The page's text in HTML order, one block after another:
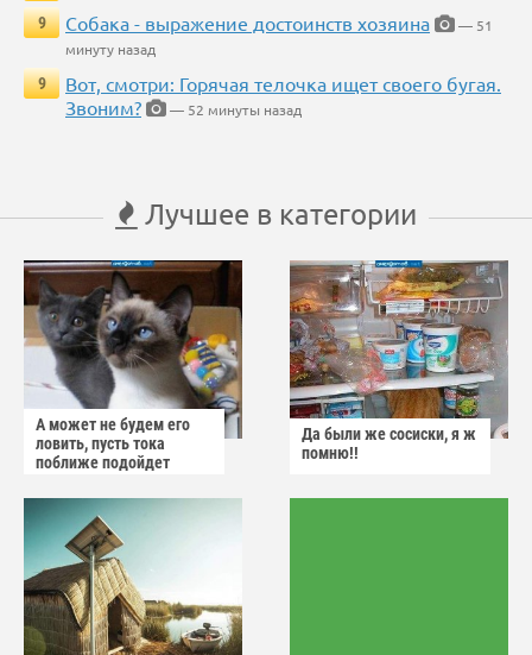
9
Собака - выражение достоинств хозяина
— 51
минуту назад
9
Вот, смотри: Горячая телочка ищет своего бугая.
Звоним?
— 52 минуты назад
Лучшее в категории
А может не будем его
ловить, пусть тока
поближе подойдет
Да были же сосиски, я ж
помню!!